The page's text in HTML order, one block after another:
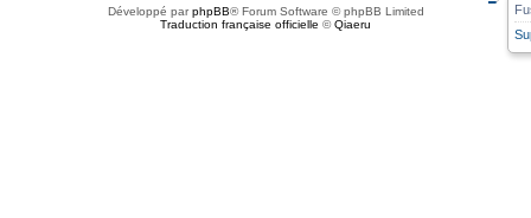
Développé parphpBB® Forum Software © phpBB Limited
Traduction française officielle ©Qiaeru